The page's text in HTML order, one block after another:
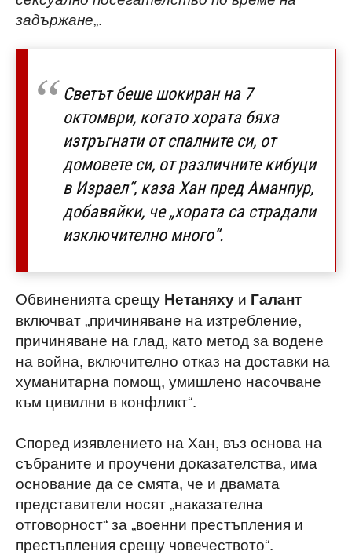
задържане„.
Светът беше шокиран на 7
октомври, когато хората бяха
изтръгнати от спалните си, от
домовете си, от различните кибуци
в Израел“, каза Хан пред Аманпур,
добавяйки, че „хората са страдали
изключително много“.
Обвиненията срещу Нетаняху и Галант
включват „причиняване на изтребление,
причиняване на глад, като метод за водене
на война, включително отказ на доставки на
хуманитарна помощ, умишлено насочване
към цивилни в конфликт“.
Според изявлението на Хан, въз основа на
събраните и проучени доказателства, има
основание да се смята, че и двамата
представители носят „наказателна
отговорност“ за „военни престъпления и
престъпления срещу човечеството“.